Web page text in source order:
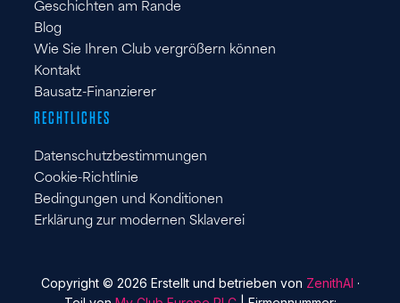
Geschichten am Rande
Blog
Wie Sie Ihren Club vergrößern können
Kontakt
Bausatz-Finanzierer
RECHTLICHES
Datenschutzbestimmungen
Cookie-Richtlinie
Bedingungen und Konditionen
Erklärung zur modernen Sklaverei
Copyright © 2026 Erstellt und betrieben von ZenithAI ·